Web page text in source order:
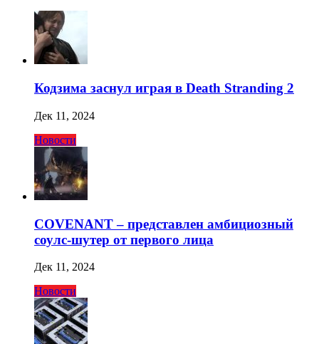
Кодзима заснул играя в Death Stranding 2
Дек 11, 2024
Новости
COVENANT – представлен амбициозный
соулс-шутер от первого лица
Дек 11, 2024
Новости